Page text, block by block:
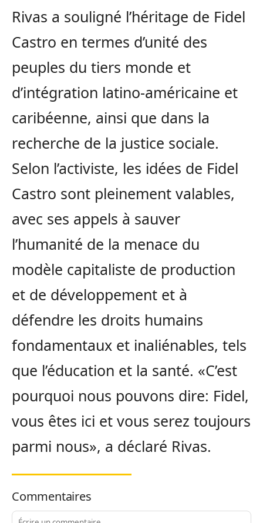
Rivas a souligné l’héritage de Fidel
Castro en termes d’unité des
peuples du tiers monde et
d’intégration latino-américaine et
caribéenne, ainsi que dans la
recherche de la justice sociale.
Selon l’activiste, les idées de Fidel
Castro sont pleinement valables,
avec ses appels à sauver
l’humanité de la menace du
modèle capitaliste de production
et de développement et à
défendre les droits humains
fondamentaux et inaliénables, tels
que l’éducation et la santé. «C’est
pourquoi nous pouvons dire: Fidel,
vous êtes ici et vous serez toujours
parmi nous», a déclaré Rivas.
Commentaires